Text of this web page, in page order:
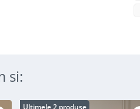
si:
Ultimele 2 produse